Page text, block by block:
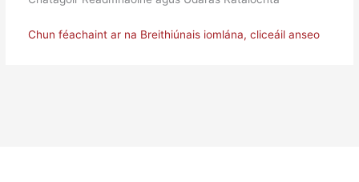
Chun féachaint ar na Breithiúnais iomlána, cliceáil anseo